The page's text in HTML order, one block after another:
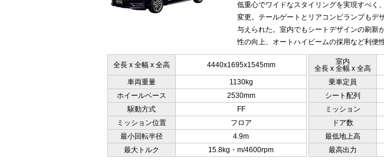
低重心でワイドなスタイリングを実現すべく
変更。テールゲートとリアコンビランプもデ
与えられた。室内でもシートデザインの刷新
性の向上、オートハイビームの採用など利便
全長 x 全幅 x 全高 4440x1695x1545mm
室内
全長 x 全幅 x 全高
車両重量 1130kg 乗車定員
ホイールベース
2530mm シート配列
駆動方式
FF ミッション
ミッション位置
フロア ドア数
最小回転半径
4.9m 最低地上高
最大トルク
15.8kg・m/4600rpm 最高出力